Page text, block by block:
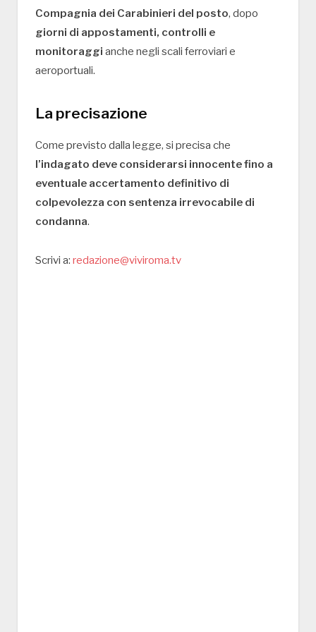
Compagnia dei Carabinieri del posto, dopo
giorni di appostamenti, controlli e
monitoraggi anche negli scali ferroviari e
aeroportuali.
La precisazione
Come previsto dalla legge, si precisa che
l’indagato deve considerarsi innocente fino a
eventuale accertamento definitivo di
colpevolezza con sentenza irrevocabile di
condanna.
Scrivi a: redazione@viviroma.tv